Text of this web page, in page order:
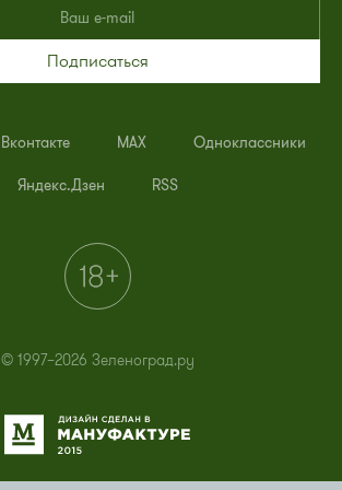
Подписаться
Вконтакте MAX Одноклассники
Яндекс.Дзен RSS
© 1997–2026 Зеленоград.ру